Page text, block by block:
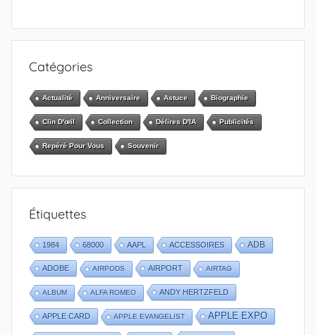
Catégories
Actualité Anniversaire Astuce Biographie
Clin D'œil Collection Délires D'IA Publicités
Repéré Pour Vous Souvenir
Étiquettes
1984 68000 AAPL ACCESSOIRES ADB
ADOBE AIRPODS AIRPORT AIRTAG
ALBUM ALFA ROMEO ANDY HERTZFELD
APPLE CARD APPLE EVANGELIST APPLE EXPO